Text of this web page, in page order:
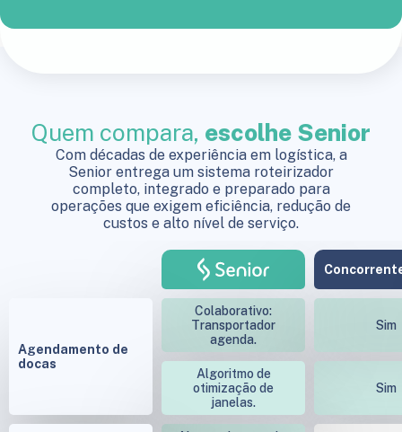
Agendamento de
docas
Colaborativo:
Transportador
agenda.
Sim
Algoritmo de
otimização de
janelas.
Sim
Quem compara, escolhe Senior
Com décadas de experiência em logística, a
Senior entrega um sistema roteirizador
completo, integrado e preparado para
operações que exigem eficiência, redução de
custos e alto nível de serviço.